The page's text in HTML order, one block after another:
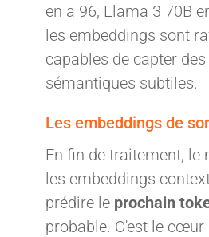
en a 96, Llama 3 70B
les embeddings sont
capables de capter
sémantiques subtiles.
Les embeddings de
En fin de traitement, le
les embeddings
prédire le prochain
probable. C'est le cœur